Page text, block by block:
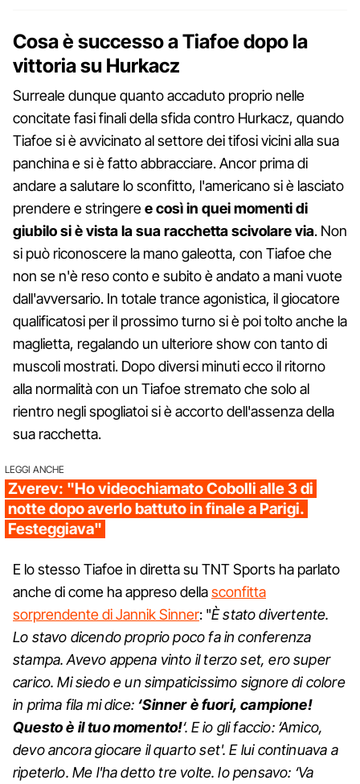
Cosa è successo a Tiafoe dopo la
vittoria su Hurkacz
Surreale dunque quanto accaduto proprio nelle
concitate fasi finali della sfida contro Hurkacz, quando
Tiafoe si è avvicinato al settore dei tifosi vicini alla sua
panchina e si è fatto abbracciare. Ancor prima di
andare a salutare lo sconfitto, l'americano si è lasciato
prendere e stringeree così in quei momenti di
giubilo si è vista la sua racchetta scivolare via. Non
si può riconoscere la mano galeotta, con Tiafoe che
non se n'è reso conto e subito è andato a mani vuote
dall'avversario. In totale trance agonistica, il giocatore
qualificatosi per il prossimo turno si è poi tolto anche la
maglietta, regalando un ulteriore show con tanto di
muscoli mostrati. Dopo diversi minuti ecco il ritorno
alla normalità con un Tiafoe stremato che solo al
rientro negli spogliatoi si è accorto dell'assenza della
sua racchetta.
LEGGI ANCHE
Zverev: "Ho videochiamato Cobolli alle 3 di
notte dopo averlo battuto in finale a Parigi.
Festeggiava"
E lo stesso Tiafoe in diretta su TNT Sports ha parlato
anche di come ha appreso dellasconfitta
sorprendente di Jannik Sinner: "È stato divertente.
Lo stavo dicendo proprio poco fa in conferenza
stampa. Avevo appena vinto il terzo set, ero super
carico. Mi siedo e un simpaticissimo signore di colore
in prima fila mi dice:‘Sinner è fuori, campione!
Questo è il tuo momento!‘. E io gli faccio: ‘Amico,
devo ancora giocare il quarto set'. E lui continuava a
ripeterlo. Me l'ha detto tre volte. Io pensavo: ‘Va